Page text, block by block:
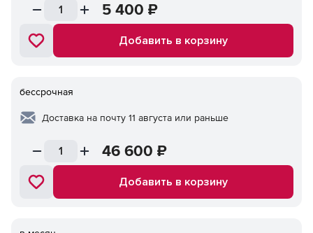
5 400 ₽
Добавить в корзину
бессрочная
Доставка на почту 11 августа или раньше
46 600 ₽
Добавить в корзину